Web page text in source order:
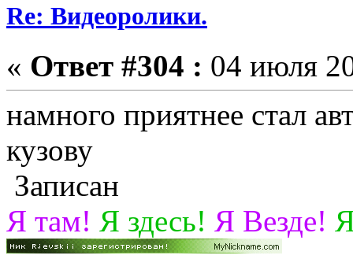
Re: Видеоролики.
« Ответ #304 : 04 июля
намного приятнее стал
кузову
Записан
Я там! Я здесь! Я Везде!